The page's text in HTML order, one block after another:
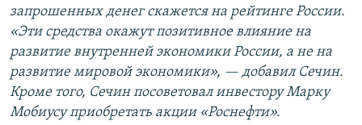
запрошенных денег скажется на рейтинге России.
«Эти средства окажут позитивное влияние на
развитие внутренней экономики России, а не на
развитие мировой экономики», — добавил Сечин.
Кроме того, Сечин посоветовал инвестору Марку
Мобиусу приобретать акции «Роснефти».